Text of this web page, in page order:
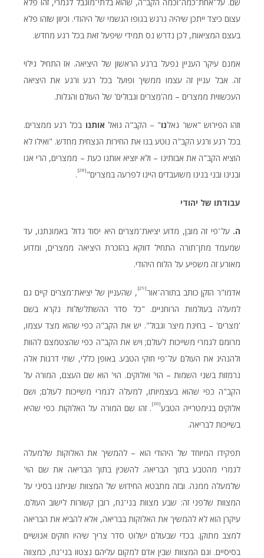
עצום כיצד ייתכן שיהיה נרגש בגופו הגשמי של היהודי. וכיוון שזהו פלא
בעצם המציאות, לכן נדרש נס תמידי שיפעל זאת בכל רגע מחדש.
אמנם עיקר העניין נפעל ברגע הראשון של היציאה. אז התחיל גילוי
זה. אבל עניין זה עצמו ממשיך ופועל בכל רגע ורגע את היציאה
העכשווית ממצרים – מה'מֵצרים וגבולים' של העולם והגלות.
וזהו הפירוש "אשר גאלנו" – הקב"ה גואל אותנו בכל רגע ממצרים.
בכל רגע ורגע הקב"ה נוטע בנו את החירות הנצחית מחדש. "ואילו לא
הוציא הקב"ה את אבותינו – ולא יוציא אותנו כעת – ממצרים, הרי אנו
ובנינו ובני בנינו משועבדים היינו לפרעה במצרים" [28]
.
עבודתו של יהודי
ה. על־פי זה מובן, מדוע יציאת־מצרים היא יסוד גדול באמונתנו, עד
שמעמד מתן־תורה התחיל דווקא בהזכרת היציאה ממצרים, ומדוע
מאורע זה משפיע על הלוח היהודי.
אדמו"ר הזקן כותב בתורה־אור[29]
, שהעניין של יציאת־מצרים קיים גם
למעלה בעולמות הרוחניים. "כל סדר ההשתלשלות נקרא בשם
'מצרים' – בחינת מיצר וגבול". יש את הקב"ה כפי שהוא מצד עצמו,
מרומם לגמרי משייכות לעולם; ויש את הקב"ה כפי שהצטמצם להוות
ולהנהיג את העולם על־פי חוקי הטבע. באופן כללי, שתי דרגות אלה
נרמזות בשני השמות – הוי' ואלוקים. הוי' הוא שם העצם, המורה על
הקב"ה כפי שהוא בעצמיותו, למעלה לגמרי משייכות לעולם; ושם
אלוקים בגימטרייה הטבע[30]
. זהו שם המורה על האלוקות כפי שהיא
בשייכות לבריאה.
תפקידו המיוחד של היהודי הוא – להמשיך את האלוקות שלמעלה
לגמרי מהטבע בתוך הבריאה. להשכין בתוך הבריאה את שם הוי'
שלמעלה ממנה. ובזה מתבטא החידוש של המצוות שניתנו בסיני על
המצוות שלפני זה: שבע מצוות בני־נח, רובן קשורות לישוב העולם.
עיקרן הוא לא להמשיך את האלוקות בבריאה, אלא להביא את הבריאה
למצב מתוקן. בכדי שבעולם ישלוט סדר צריך שיהיו חוקים אנושיים
בסיסיים. וגם המצוות שבין אדם למקום עליהם נצטוו בני־נח, כמצווה